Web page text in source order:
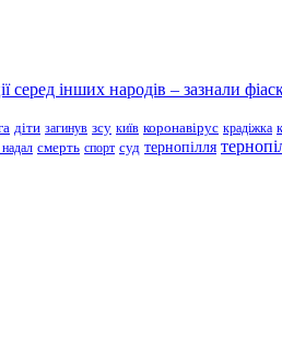
серед інших народів – зазнали
діти загинув зсу київ коронавірус крадіжка
надал смерть спорт суд тернопілля